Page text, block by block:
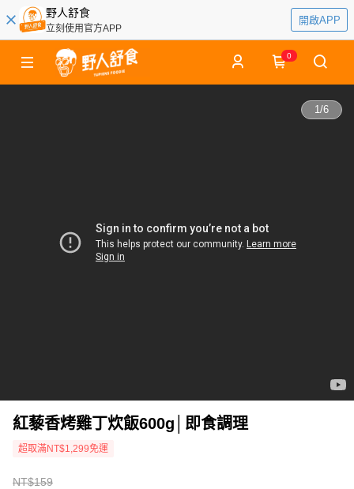
野人舒食
立刻使用官方APP
開啟APP
0
1/6
紅藜香烤雞丁炊飯600g│即食調理
超取滿NT$1,299免運
NT$159